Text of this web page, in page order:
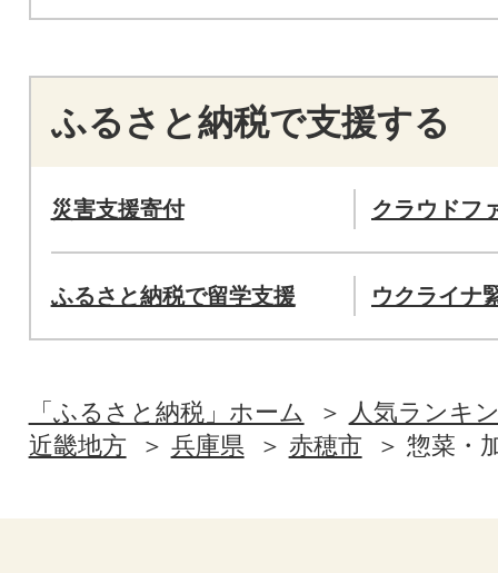
ふるさと納税で支援する
災害支援寄付 クラウドフ
ふるさと納税で留学支援 ウクライナ
「ふるさと納税」ホーム
人気ランキ
近畿地方
兵庫県 赤穂市 惣菜・